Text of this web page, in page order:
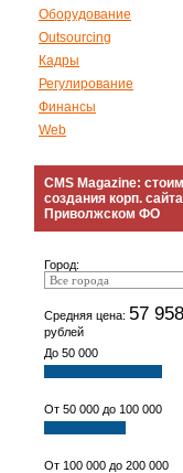
Оборудование
Outsourcing
Кадры
Регулирование
Финансы
Web
CMS Magazine:
создания корп.
Приволжском ФО
Город:
Средняя цена: 57 958
рублей
До 50 000
От 50 000 до 100 000
От 100 000 до 200 000